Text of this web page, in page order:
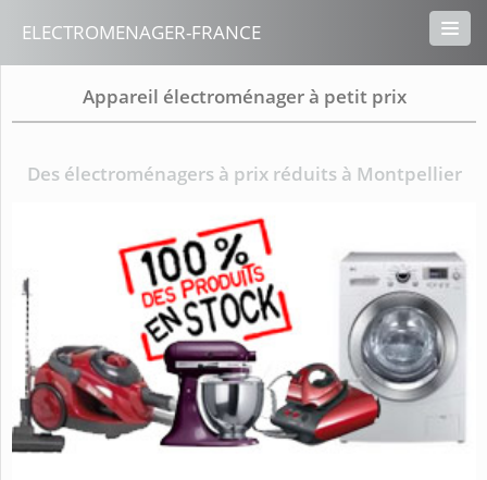
ELECTROMENAGER-FRANCE
Appareil électroménager à petit prix
Des électroménagers à prix réduits à Montpellier